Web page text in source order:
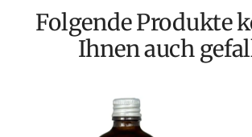
Folgende Produkte könnten
Ihnen auch